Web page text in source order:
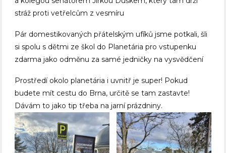
stráž proti vetřelcům z vesmíru
Pár domestikovaných přátelským ufíků jsme potkali, šli
si spolu s dětmi ze škol do Planetária pro vstupenku
zdarma jako odměnu za samé jedničky na vysvědčení
Prostředí okolo planetária i uvnitř je super! Pokud
budete mít cestu do Brna, určitě se tam zastavte!
Dávám to jako tip třeba na jarní prázdniny.